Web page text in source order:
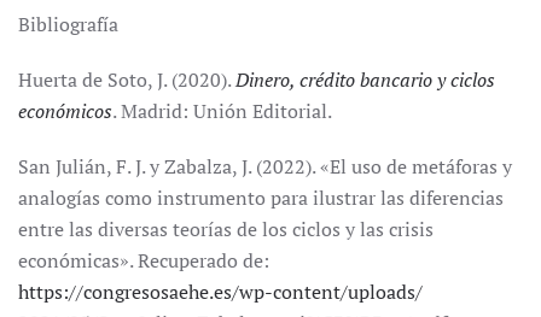
Bibliografía
Huerta de Soto, J. (2020).Dinero, crédito bancario y ciclos
económicos. Madrid: Unión Editorial.
San Julián, F. J. y Zabalza, J. (2022). «El uso de metáforas y
analogías como instrumento para ilustrar las diferencias
entre las diversas teorías de los ciclos y las crisis
económicas». Recuperado de:
https://congresosaehe.es/wp-content/uploads/